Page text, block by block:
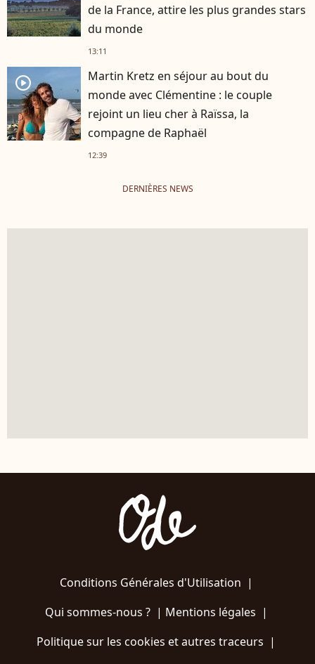
de la France, attire les plus grandes stars
du monde
13:11
player2
Martin Kretz en séjour au bout du
monde avec Clémentine : le couple
rejoint un lieu cher à Raïssa, la
compagne de Raphaël
12:39
DERNIÈRES NEWS
Conditions Générales d'Utilisation |
Qui sommes-nous ?| Mentions légales |
Politique sur les cookies et autres traceurs |